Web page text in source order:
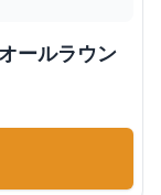
ールラウン